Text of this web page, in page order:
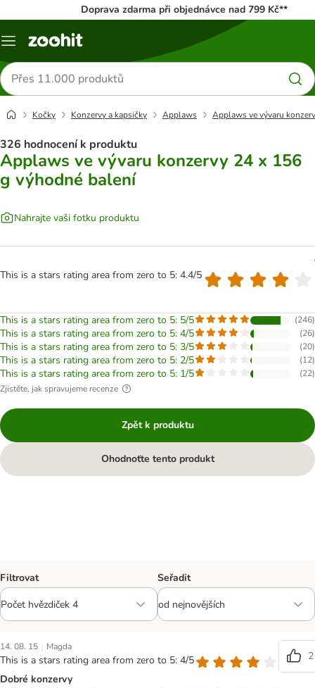
Doprava zdarma při objednávce nad 799 Kč**
Menu
Hledat
produkty
Kočky Konzervy a kapsičky Applaws Applaws ve vývaru
326 hodnocení k produktu
Applaws ve vývaru konzervy 24 x 156
g výhodné balení
Nahrajte vaši fotku produktu
This is a stars rating area from zero to 5: 4.4/5
This is a stars rating area from zero to 5: 5/5 (246)
This is a stars rating area from zero to 5: 4/5 (26)
This is a stars rating area from zero to 5: 3/5 (20)
This is a stars rating area from zero to 5: 2/5 (12)
This is a stars rating area from zero to 5: 1/5 (22)
Zjistěte, jak spravujeme recenze
Zpět k produktu
Ohodnoťte tento produkt
Filtrovat Seřadit
14. 08. 15 | Magda
This is a stars rating area from zero to 5: 4/5
2
Dobré konzervy